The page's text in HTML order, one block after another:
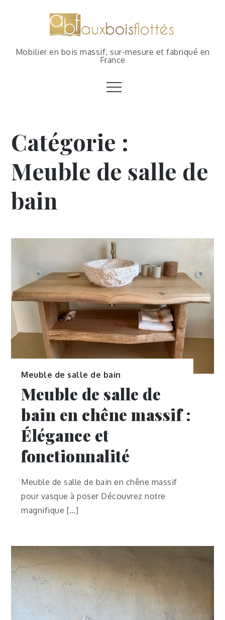
Mobilier en bois massif, sur-mesure et fabriqué en
France
Catégorie :
Meuble de salle de
bain
Meuble de salle de bain
Meuble de salle de
bain en chêne massif :
Élégance et
fonctionnalité
Meuble de salle de bain en chêne massif
pour vasque à poser Découvrez notre
magnifique […]